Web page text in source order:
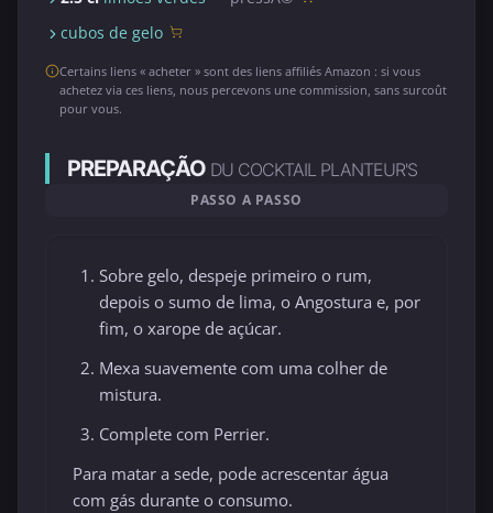
cubos de gelo
Certains liens « acheter » sont des liens affiliés Amazon : si vous
achetez via ces liens, nous percevons une commission, sans surcoût
pour vous.
PREPARAÇÃO DU COCKTAIL PLANTEUR'S
PASSO A PASSO
Sobre gelo, despeje primeiro o rum,
depois o sumo de lima, o Angostura e, por
fim, o xarope de açúcar.
Mexa suavemente com uma colher de
mistura.
Complete com Perrier.
Para matar a sede, pode acrescentar água
com gás durante o consumo.